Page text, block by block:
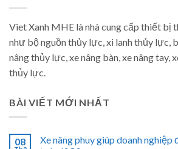
Viet Xanh MHE là nhà cung cấp thiết bị
như bộ nguồn thủy lực, xi lanh thủy lực,
nâng thủy lực, xe nâng bàn, xe nâng tay,
thủy lực.
BÀI VIẾT MỚI NHẤT
08
Xe nâng phuy giúp doanh nghiệp